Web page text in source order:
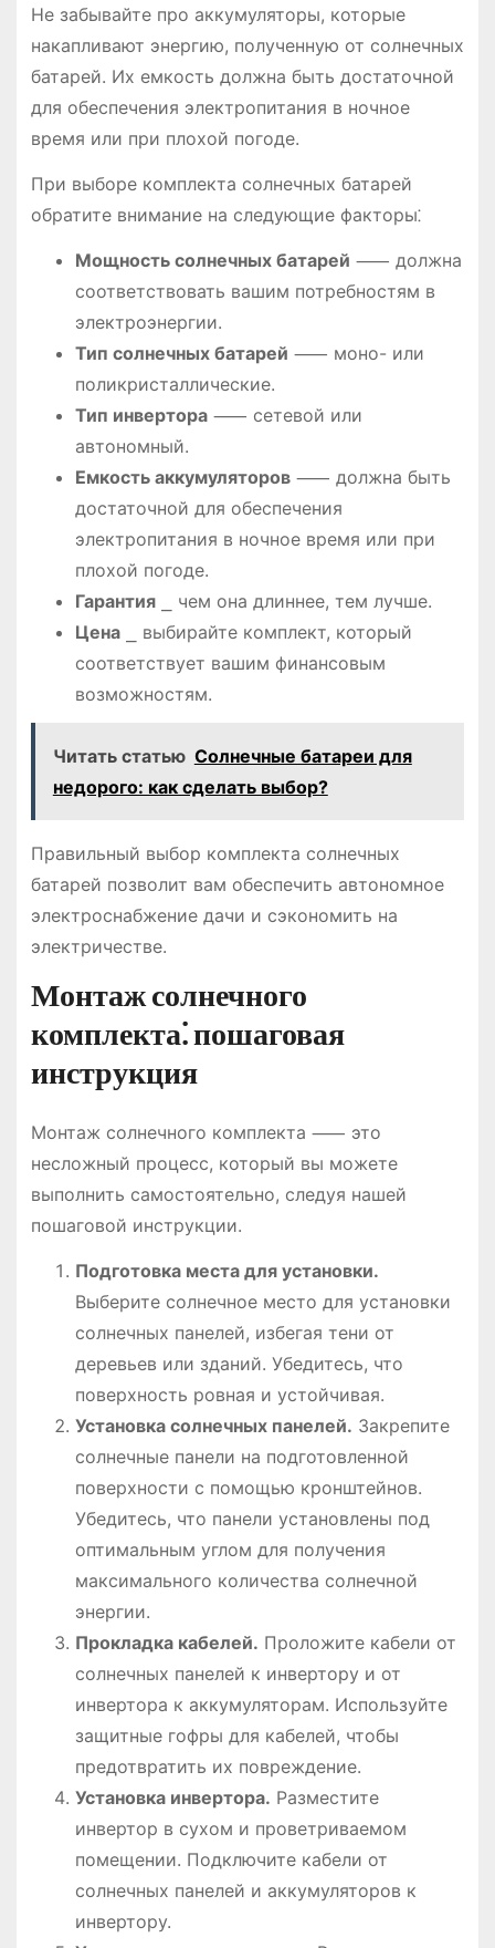
Не забывайте про аккумуляторы, которые
накапливают энергию, полученную от солнечных
батарей. Их емкость должна быть достаточной
для обеспечения электропитания в ночное
время или при плохой погоде.
При выборе комплекта солнечных батарей
обратите внимание на следующие факторы⁚
Мощность солнечных батарей ⸺ должна
соответствовать вашим потребностям в
электроэнергии.
Тип солнечных батарей ⸺ моно- или
поликристаллические.
Тип инвертора⸺ сетевой или
автономный.
Емкость аккумуляторов⸺ должна быть
достаточной для обеспечения
электропитания в ночное время или при
плохой погоде.
Гарантия⎯ чем она длиннее, тем лучше.
Цена⎯ выбирайте комплект, который
соответствует вашим финансовым
возможностям.
Читать статью Солнечные батареи для
недорого: как сделать выбор?
Правильный выбор комплекта солнечных
батарей позволит вам обеспечить автономное
электроснабжение дачи и сэкономить на
электричестве.
Монтаж солнечного
комплекта⁚ пошаговая
инструкция
Монтаж солнечного комплекта ⸺ это
несложный процесс, который вы можете
выполнить самостоятельно, следуя нашей
пошаговой инструкции.
Подготовка места для установки.
Выберите солнечное место для установки
солнечных панелей, избегая тени от
деревьев или зданий. Убедитесь, что
поверхность ровная и устойчивая.
Установка солнечных панелей. Закрепите
солнечные панели на подготовленной
поверхности с помощью кронштейнов.
Убедитесь, что панели установлены под
оптимальным углом для получения
максимального количества солнечной
энергии.
Прокладка кабелей. Проложите кабели от
солнечных панелей к инвертору и от
инвертора к аккумуляторам. Используйте
защитные гофры для кабелей, чтобы
предотвратить их повреждение.
Установка инвертора. Разместите
инвертор в сухом и проветриваемом
помещении. Подключите кабели от
солнечных панелей и аккумуляторов к
инвертору.